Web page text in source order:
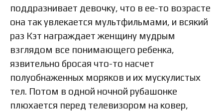
поддразнивает девочку, что в ее-то возрасте
она так увлекается мультфильмами, и всякий
раз Кэт награждает женщину мудрым
взглядом все понимающего ребенка,
язвительно бросая что-то насчет
полуобнаженных моряков и их мускулистых
тел. Потом в одной ночной рубашонке
плюхается перед телевизором на ковер,